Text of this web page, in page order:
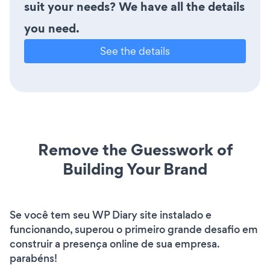
suit your needs? We have all the details
you need.
See the details
Remove the Guesswork of
Building Your Brand
Se você tem seu WP Diary site instalado e
funcionando, superou o primeiro grande desafio em
construir a presença online de sua empresa.
parabéns!